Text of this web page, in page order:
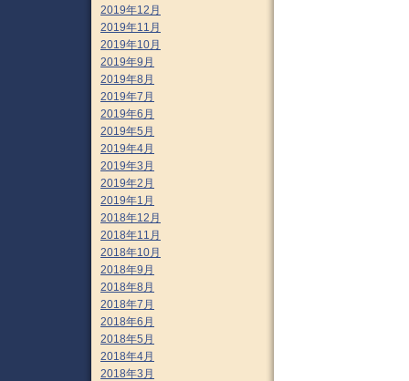
2019年12月
2019年11月
2019年10月
2019年9月
2019年8月
2019年7月
2019年6月
2019年5月
2019年4月
2019年3月
2019年2月
2019年1月
2018年12月
2018年11月
2018年10月
2018年9月
2018年8月
2018年7月
2018年6月
2018年5月
2018年4月
2018年3月